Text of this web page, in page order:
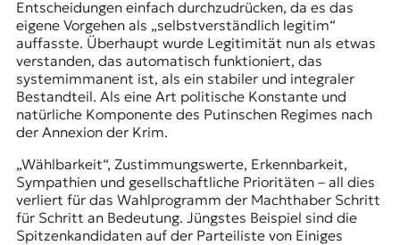
Entscheidungen einfach durchzudrücken, da es das
eigene Vorgehen als „selbstverständlich legitim“
auffasste. Überhaupt wurde Legitimität nun als etwas
verstanden, das automatisch funktioniert, das
systemimmanent ist, als ein stabiler und integraler
Bestandteil. Als eine Art politische Konstante und
natürliche Komponente des Putinschen Regimes nach
der Annexion der Krim.
„Wählbarkeit“, Zustimmungswerte, Erkennbarkeit,
Sympathien und gesellschaftliche Prioritäten – all dies
verliert für das Wahlprogramm der Machthaber Schritt
für Schritt an Bedeutung. Jüngstes Beispiel sind die
Spitzenkandidaten auf der Parteiliste von Einiges